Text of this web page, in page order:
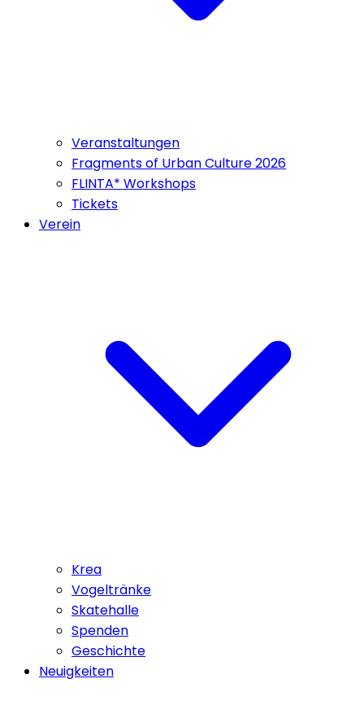
Veranstaltungen
Fragments of Urban Culture 2026
FLINTA* Workshops
Tickets
Verein
Krea
Vogeltränke
Skatehalle
Spenden
Geschichte
Neuigkeiten